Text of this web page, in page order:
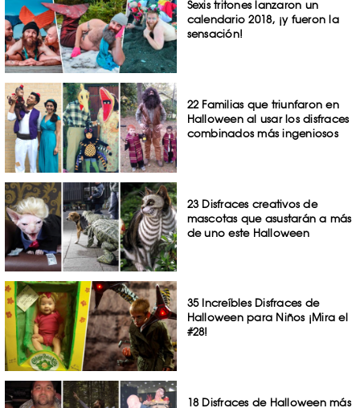
Sexis tritones lanzaron un
calendario 2018, ¡y fueron la
sensación!
22 Familias que triunfaron en
Halloween al usar los disfraces
combinados más ingeniosos
23 Disfraces creativos de
mascotas que asustarán a más
de uno este Halloween
35 Increíbles Disfraces de
Halloween para Niños ¡Mira el
#28!
18 Disfraces de Halloween más